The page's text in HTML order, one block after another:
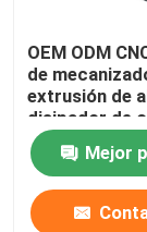
OEM ODM
de
extrusión de
disipador de
Mejor